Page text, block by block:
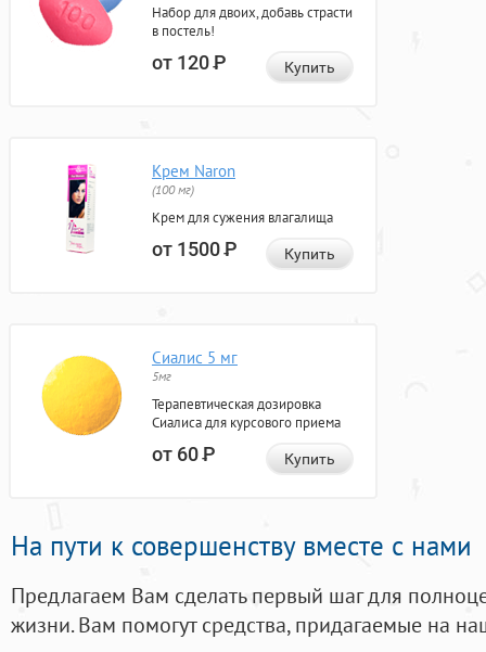
Набор для двоих, добавь страсти
в постель!
от 120Р Купить
Крем Naron
(100 мг)
Крем для сужения влагалища
от 1500Р Купить
Сиалис 5 мг
5мг
Терапевтическая дозировка
Сиалиса для курсового приема
от 60Р Купить
На пути к совершенству вместе с нами
Предлагаем Вам сделать первый шаг для
жизни. Вам помогут средства, придагаемые на